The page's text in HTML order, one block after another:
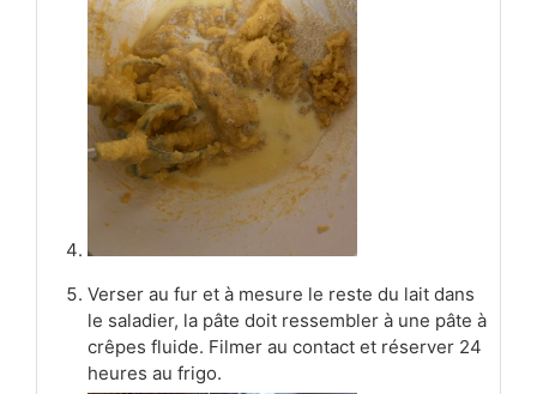
Verser au fur et à mesure le reste du lait dans
le saladier, la pâte doit ressembler à une pâte à
crêpes fluide. Filmer au contact et réserver 24
heures au frigo.